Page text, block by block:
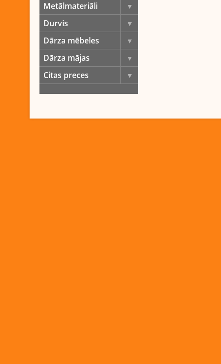
Metālmateriāli
Durvis
Dārza mēbeles
Dārza mājas
Citas preces